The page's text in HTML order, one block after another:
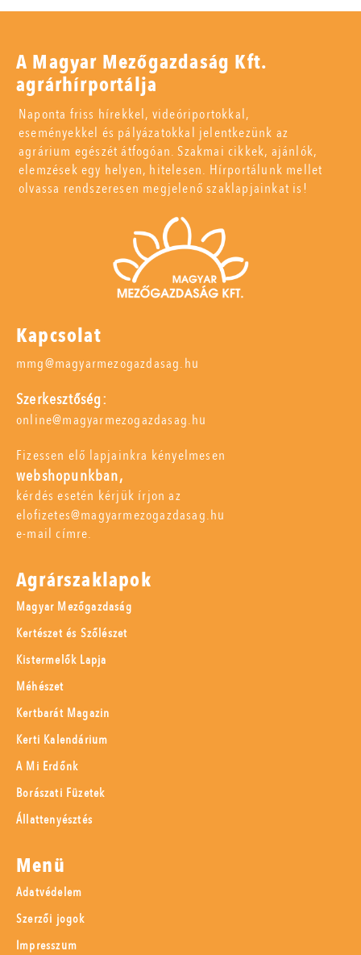
A Magyar Mezőgazdaság Kft.
agrárhírportálja
Naponta friss hírekkel, videóriportokkal,
eseményekkel és pályázatokkal jelentkezünk az
agrárium egészét átfogóan. Szakmai cikkek, ajánlók,
elemzések egy helyen, hitelesen. Hírportálunk mellet
olvassa rendszeresen megjelenő szaklapjainkat is!
Kapcsolat
mmg@magyarmezogazdasag.hu
Szerkesztőség:
online@magyarmezogazdasag.hu
Fizessen elő lapjainkra kényelmesen
webshopunkban,
kérdés esetén kérjük írjon az
elofizetes@magyarmezogazdasag.hu
e-mail címre.
Agrárszaklapok
Magyar Mezőgazdaság
Kertészet és Szőlészet
Kistermelők Lapja
Méhészet
Kertbarát Magazin
Kerti Kalendárium
A Mi Erdőnk
Borászati Füzetek
Állattenyésztés
Menü
Adatvédelem
Szerzői jogok
Impresszum